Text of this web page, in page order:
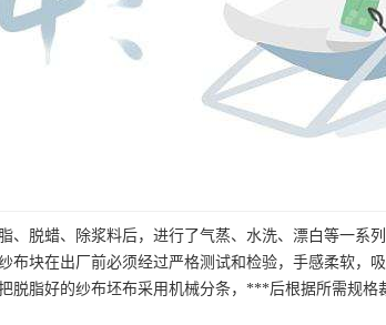
脱蜡、除浆料后，进行了气蒸、水洗、漂白等一
布块在出厂前必须经过严格测试和检验，手感柔软，
脂好的纱布坯布采用机械分条，***后根据所需规格